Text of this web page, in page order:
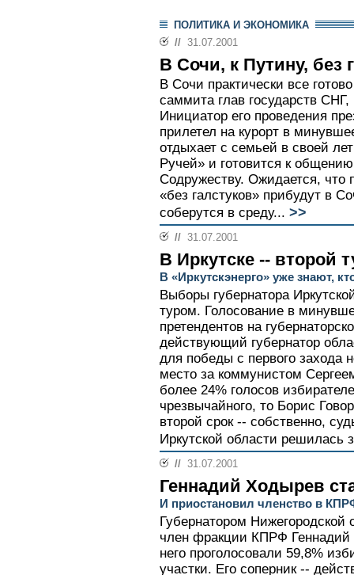
ПОЛИТИКА И ЭКОНОМИКА
// 31.07.2001
В Сочи, к Путину, без
В Сочи практически все
саммита глав государств
Инициатор его проведения
прилетел на курорт в
отдыхает с семьей в своей
Ручей» и готовится к
Содружеству. Ожидается, что
«без галстуков» прибудут в
соберутся в среду... >>
// 31.07.2001
В Иркутске -- второй
В «Иркутскэнерго» уже знают,
Выборы губернатора
туром. Голосование в
претендентов на
действующий губернатор
для победы с первого захода
место за коммунистом
более 24% голосов
чрезвычайного, то Борис
второй срок -- собственно,
Иркутской области решилась
// 31.07.2001
Геннадий Ходырев
И приостановил членство в
Губернатором
член фракции КПРФ Геннадий
него проголосовали 59,8%
участки. Его соперник --